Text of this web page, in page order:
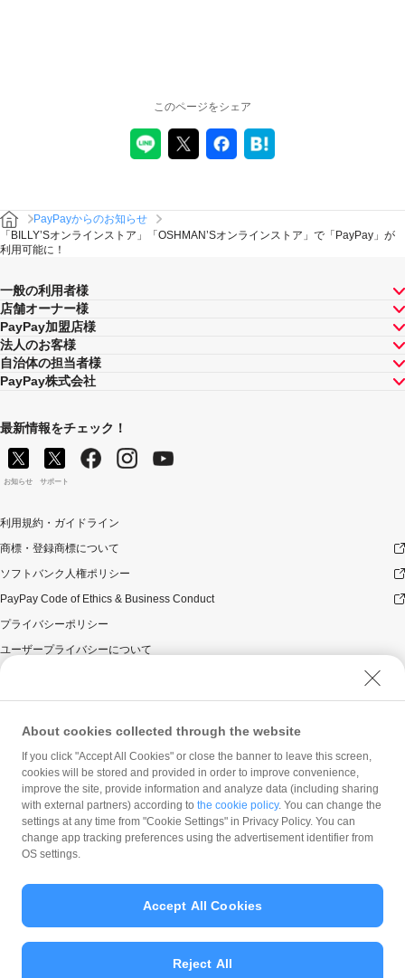
このページをシェア
PayPayからのお知らせ
「BILLY’Sオンラインストア」「OSHMAN’Sオンラインストア」で「PayPay」が
利用可能に！
一般の利用者様
店舗オーナー様
PayPay加盟店様
法人のお客様
自治体の担当者様
PayPay株式会社
最新情報をチェック！
お知らせ サポート
利用規約・ガイドライン
商標・登録商標について
ソフトバンク人権ポリシー
PayPay Code of Ethics & Business Conduct
プライバシーポリシー
ユーザープライバシーについて
ウェブサイト利用規約
反社会的勢力に対する方針
勧誘方針
マネロン等基本方針
カスタマーハラスメントに関する当社の考え方
© PayPay Corporation
About cookies collected through the website
If you click "Accept All Cookies" or close the banner to leave this screen,
cookies will be stored and provided in order to improve convenience,
improve the site, provide information and analyze data (including sharing
with external partners) according to the cookie policy. You can change the
settings at any time from "Cookie Settings" in Privacy Policy. You can
change app tracking preferences using the advertisement identifier from
OS settings.
Reject All
Accept All Cookies